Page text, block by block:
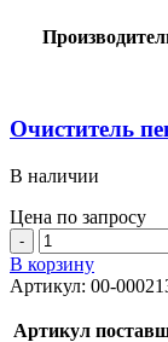
Очиститель
В наличии
Цена по запросу
Количество
товара
Очиститель
пены
DONEWELL,
В корзину
Артикул: 00-
Артикул